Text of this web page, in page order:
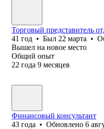
Торговый представитель
41 год • Был 22 марта •
Вышел на новое место
Общий опыт
22 года 9 месяцев
Финансовый консультант
43 года • Обновлено 6